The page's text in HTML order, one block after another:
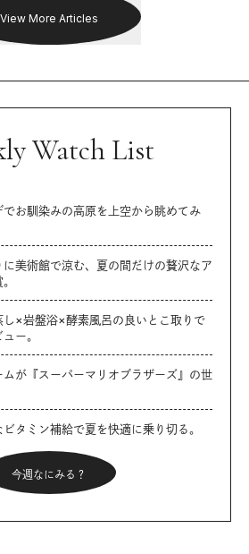
View More Articles
Watch List
でお馴染みの高原を上空から眺めてみ
に美術館で涼む、夏の間だけの贅沢なア
し×岩盤浴×酵素風呂の良いとこ取りで
ー。
ムが『スーパーマリオブラザーズ』の世
タミン補給で夏を快適に乗り切る。
今週なにみる？